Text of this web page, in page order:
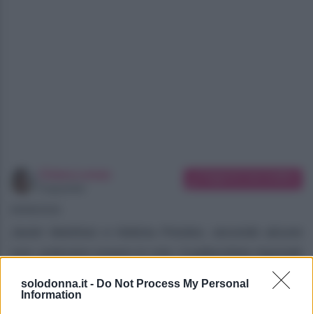
solodonna.it - Do Not Process My Personal
Information
voci, potevano essere in crisi. Il pallavolista risponde